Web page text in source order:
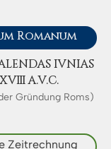
Romanum
IVNIAS
A.V.C.
Gründung Roms)
Zeitrechnung